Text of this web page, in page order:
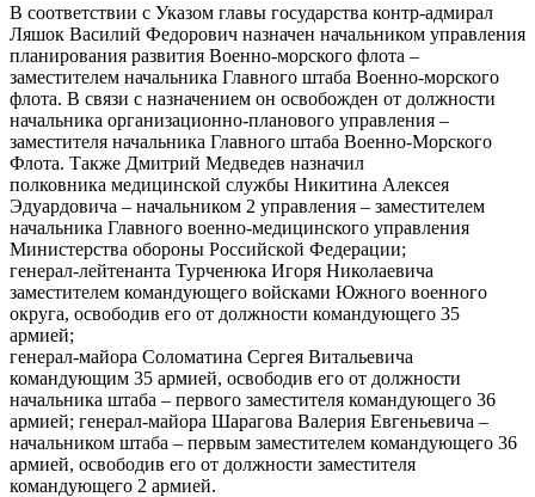
В соответствии с Указом главы государства контр-адмирал
Ляшок Василий Федорович назначен начальником управления
планирования развития Военно-морского флота –
заместителем начальника Главного штаба Военно-морского
флота. В связи с назначением он освобожден от должности
начальника организационно-планового управления –
заместителя начальника Главного штаба Военно-Морского
Флота. Также Дмитрий Медведев назначил
полковника медицинской службы Никитина Алексея
Эдуардовича – начальником 2 управления – заместителем
начальника Главного военно-медицинского управления
Министерства обороны Российской Федерации;
генерал-лейтенанта Турченюка Игоря Николаевича
заместителем командующего войсками Южного военного
округа, освободив его от должности командующего 35
армией;
генерал-майора Соломатина Сергея Витальевича
командующим 35 армией, освободив его от должности
начальника штаба – первого заместителя командующего 36
армией; генерал-майора Шарагова Валерия Евгеньевича –
начальником штаба – первым заместителем командующего 36
армией, освободив его от должности заместителя
командующего 2 армией.